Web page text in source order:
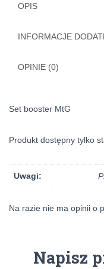
OPIS
INFORMACJE
OPINIE (0)
Set booster MtG
Produkt dostępny tylko
Uwagi:
Na razie nie ma opinii o
Napisz